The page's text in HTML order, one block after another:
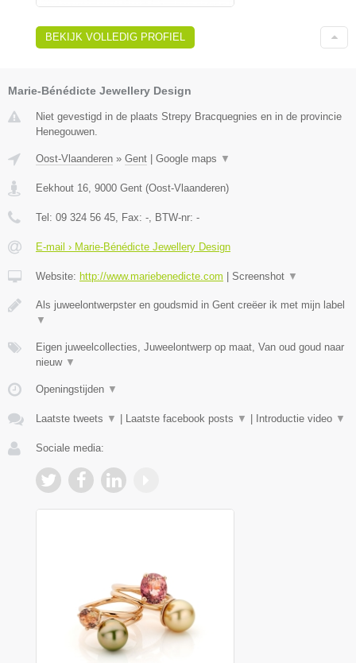
BEKIJK VOLLEDIG PROFIEL
Marie-Bénédicte Jewellery Design
Niet gevestigd in de plaats Strepy Bracquegnies en in de provincie
Henegouwen.
Oost-Vlaanderen » Gent Google maps ▼
Eekhout 16, 9000 Gent (Oost-Vlaanderen)
Tel: 09 324 56 45, Fax: -, BTW-nr: -
E-mail › Marie-Bénédicte Jewellery Design
Website: http://www.mariebenedicte.com Screenshot ▼
Als juweelontwerpster en goudsmid in Gent creëer ik met mijn label
▼
Eigen juweelcollecties, Juweelontwerp op maat, Van oud goud naar
nieuw ▼
Openingstijden ▼
Laatste tweets ▼ Laatste facebook posts ▼ Introductie video ▼
Sociale media: